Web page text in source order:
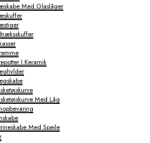
Med Glaslåger
I Keramik
Med Låg
Med Spejle